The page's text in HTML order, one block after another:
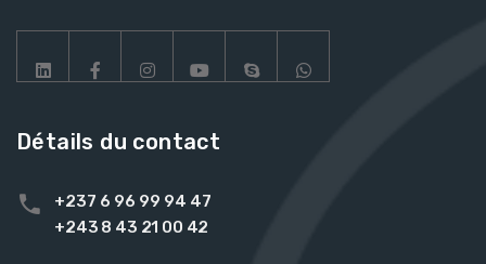
Détails du contact
+237 6 96 99 94 47
+243 8 43 21 00 42